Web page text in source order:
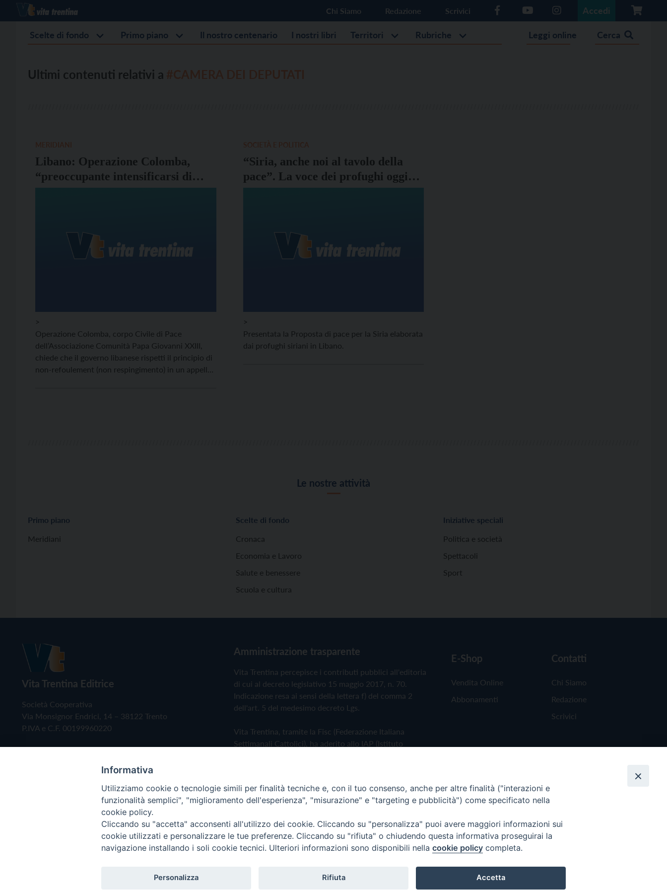
Chi Siamo Redazione Scrivici Accedi
Scelte di fondo Primo piano Il nostro centenario I nostri libri Territori Rubriche Leggi online Cerca
Ultimi contenuti relativi a
Libano: Operazione Colomba,
“preoccupante intensificarsi di
strategie di respingimento dei
>
Operazione Colomba, corpo Civile di Pace
dell’Associazione Comunità Papa Giovanni XXIII,
chiede che il governo libanese rispetti il principio di
non-refoulement (non respingimento) in un appello
“Siria, anche noi al tavolo della
pace”. La voce dei profughi oggi
alla Camera
>
Presentata la Proposta di pace per la Siria elaborata
dai profughi siriani in Libano.
Le nostre attività
Primo piano
Meridiani
Scelte di fondo
Cronaca
Economia e Lavoro
Salute e benessere
Scuola e cultura
Iniziative speciali
Politica e società
Spettacoli
Sport
Vita Trentina Editrice
Società Cooperativa
Via Monsignor Endrici, 14 – 38122 Trento
P.IVA e C.F. 00199960220
Amministrazione trasparente
Vita Trentina percepisce i contributi pubblici all'editoria
di cui al decreto legislativo 15 maggio 2017, n. 70.
Indicazione resa ai sensi della lettera f) del comma 2
dell'art. 5 del medesimo decreto Lgs.
Vita Trentina, tramite la Fisc (Federazione Italiana
Settimanali Cattolici), ha aderito allo IAP (Istituto
Privacy Policy Cookie Policy
E-Shop
Vendita Online
Abbonamenti
Contatti
Chi Siamo
Redazione
Scrivici
Copyright © 2019 - Tutti i diritti riservati - Vita Trentina Editrice
Informativa
Utilizziamo cookie o tecnologie simili per finalità tecniche e, con il tuo consenso, anche per altre finalità ("interazioni e
funzionalità semplici", "miglioramento dell'esperienza", "misurazione" e "targeting e pubblicità") come specificato nella
cookie policy.
Cliccando su "accetta" acconsenti all'utilizzo dei cookie. Cliccando su "personalizza" puoi avere maggiori informazioni sui
cookie utilizzati e personalizzare le tue preferenze. Cliccando su "rifiuta" o chiudendo questa informativa proseguirai la
navigazione installando i soli cookie tecnici. Ulteriori informazioni sono disponibili nella cookie policy completa.
Personalizza Rifiuta Accetta